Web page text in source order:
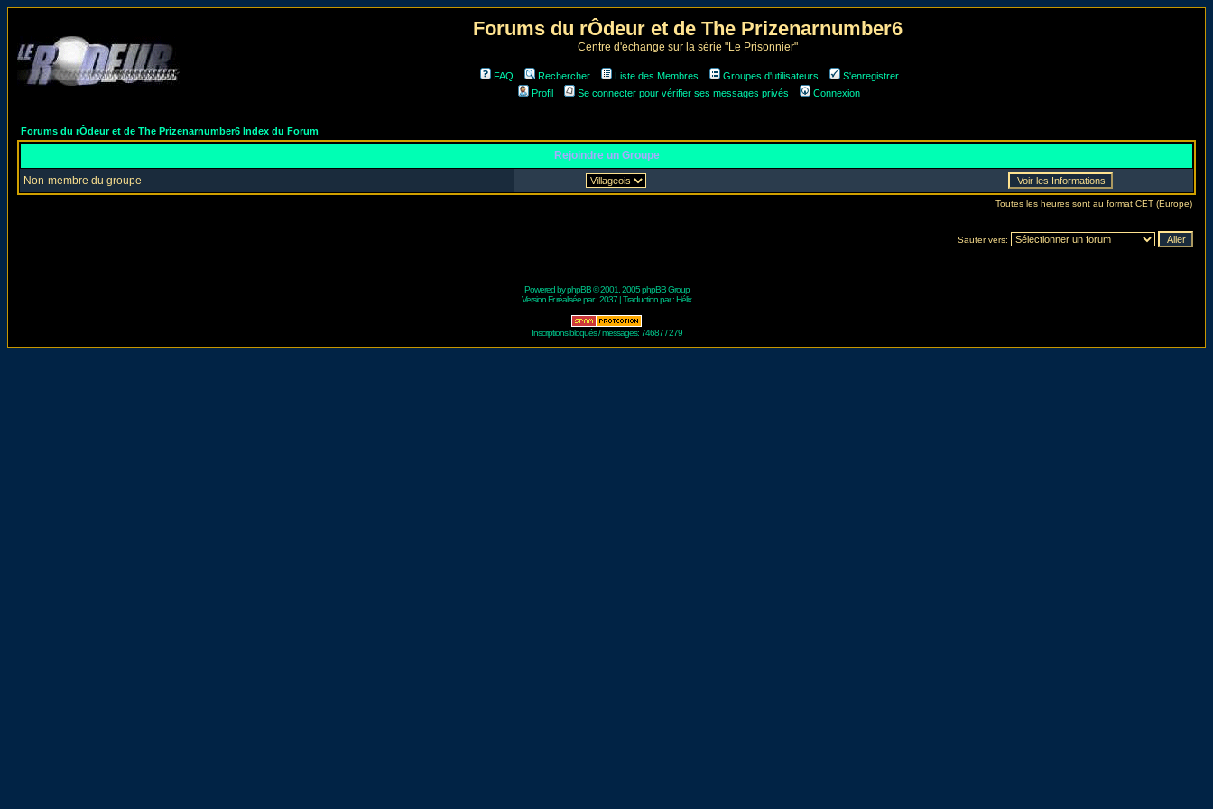
Forums du rÔdeur et de The Prizenarnumber6
Centre d'échange sur la série "Le Prisonnier"
FAQ Rechercher Liste des Membres Groupes d'utilisateurs
S'enregistrer
Profil
Se connecter pour vérifier ses messages privés Connexion
Forums du rÔdeur et de The Prizenarnumber6 Index du Forum
Rejoindre un Groupe
Non-membre du groupe
Toutes les heures sont au format CET (Europe)
Sauter vers:
Powered byphpBB© 2001, 2005 phpBB Group
Version Fr réalisée par :2037 | Traduction par :Hélix
Inscriptions bloqués / messages: 74687 / 279